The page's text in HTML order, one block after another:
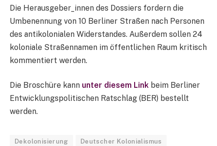
Die Herausgeber_innen des Dossiers fordern die
Umbenennung von 10 Berliner Straßen nach Personen
des antikolonialen Widerstandes. Außerdem sollen 24
koloniale Straßennamen im öffentlichen Raum kritisch
kommentiert werden.
Die Broschüre kann unter diesem Link beim Berliner
Entwicklungspolitischen Ratschlag (BER) bestellt
werden.
Dekolonisierung Deutscher Kolonialismus